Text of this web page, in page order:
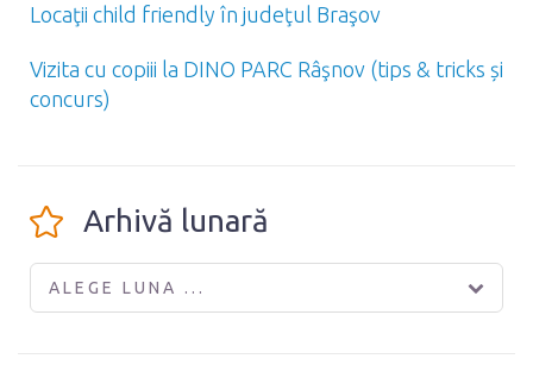
Locaţii child friendly în judeţul Braşov
Vizita cu copiii la DINO PARC Râşnov (tips & tricks și
concurs)
Arhivă lunară
ALEGE LUNA ...